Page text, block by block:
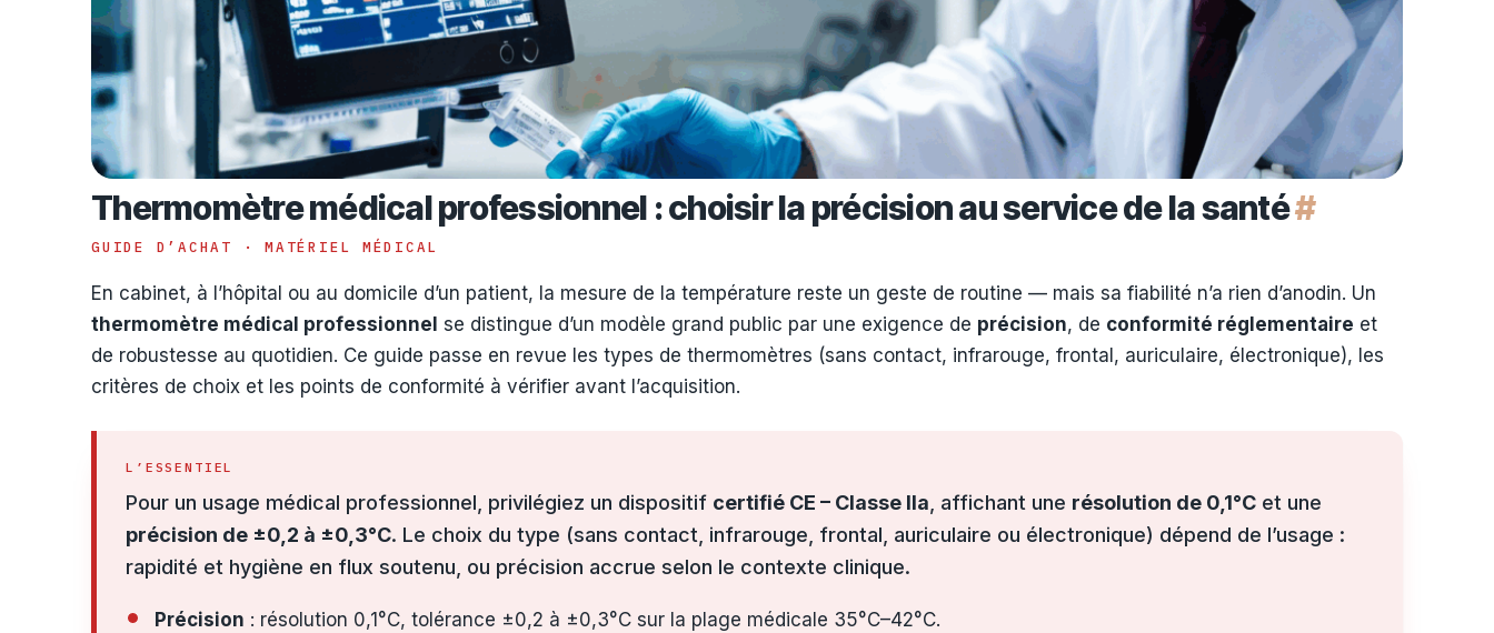
Thermomètre médical professionnel : choisir la précision au service de la santé#
GUIDE D’ACHAT · MATÉRIEL MÉDICAL
En cabinet, à l’hôpital ou au domicile d’un patient, la mesure de la température reste un geste de routine — mais sa fiabilité n’a rien d’anodin. Un
thermomètre médical professionnel se distingue d’un modèle grand public par une exigence de précision, de conformité réglementaire et
de robustesse au quotidien. Ce guide passe en revue les types de thermomètres (sans contact, infrarouge, frontal, auriculaire, électronique), les
critères de choix et les points de conformité à vérifier avant l’acquisition.
L’ESSENTIEL
Pour un usage médical professionnel, privilégiez un dispositif certifié CE – Classe IIa, affichant une résolution de 0,1°C et une
précision de ±0,2 à ±0,3°C. Le choix du type (sans contact, infrarouge, frontal, auriculaire ou électronique) dépend de l’usage :
rapidité et hygiène en flux soutenu, ou précision accrue selon le contexte clinique.
Précision : résolution 0,1°C, tolérance ±0,2 à ±0,3°C sur la plage médicale 35°C–42°C.